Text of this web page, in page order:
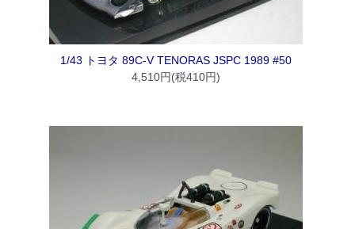
1/43 トヨタ 89C-V TENORAS JSPC 1989 #50
4,510円(税410円)